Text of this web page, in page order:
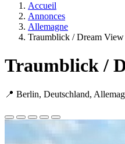
Accueil
Annonces
Allemagne
Traumblick / Dream View
Traumblick /
📍 Berlin, Deutschland,